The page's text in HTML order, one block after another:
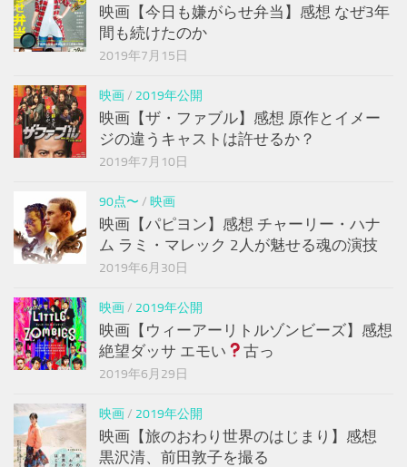
映画【今日も嫌がらせ弁当】感想 なぜ3年
間も続けたのか
2019年7月15日
映画/ 2019年公開
映画【ザ・ファブル】感想 原作とイメー
ジの違うキャストは許せるか？
2019年7月10日
90点〜 / 映画
映画【パピヨン】感想 チャーリー・ハナ
ム ラミ・マレック 2人が魅せる魂の演技
2019年6月30日
映画/ 2019年公開
映画【ウィーアーリトルゾンビーズ】感想
絶望ダッサ エモい
古っ
2019年6月29日
映画/ 2019年公開
映画【旅のおわり世界のはじまり】感想
黒沢清、前田敦子を撮る